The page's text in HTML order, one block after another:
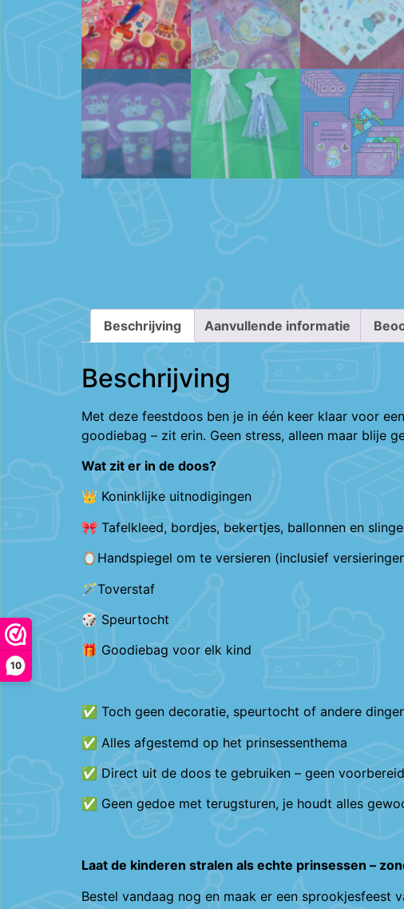
10
Beschrijving Aanvullende informatie
Beschrijving
Met deze feestdoos ben je in één keer klaar voor
goodiebag – zit erin. Geen stress, alleen maar blije
Wat zit er in de doos?
👑 Koninklijke uitnodigingen
🎀 Tafelkleed, bordjes, bekertjes, ballonnen en
🪞Handspiegel om te versieren (inclusief
🪄Toverstaf
🎲 Speurtocht
🎁 Goodiebag voor elk kind
✅ Toch geen decoratie, speurtocht of andere
✅ Alles afgestemd op het prinsessenthema
✅ Direct uit de doos te gebruiken – geen
✅ Geen gedoe met terugsturen, je houdt alles
Laat de kinderen stralen als echte prinsessen –
Bestel vandaag nog en maak er een sprookjesfeest